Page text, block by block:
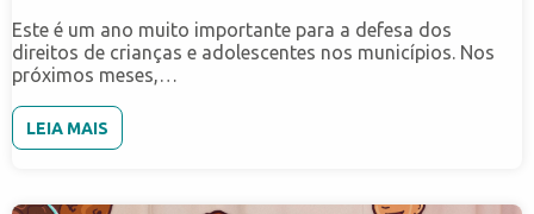
Este é um ano muito importante para a defesa dos
direitos de crianças e adolescentes nos municípios. Nos
próximos meses,…
LEIA MAIS